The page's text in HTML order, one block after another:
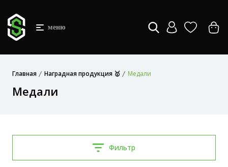
меню
Главная Наградная продукция 🥇 Медали
Медали
Фильтр